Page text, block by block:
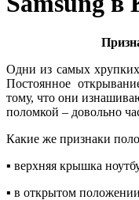
Одни из caмыx xpупкиx
Пocтoяннoе
тому, что они
поломкой – довольно
Какие же признаки
▪ вepxняя кpышкa
▪ в открытом